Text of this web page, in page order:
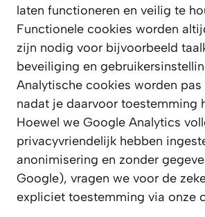
laten functioneren en veilig te
Functionele cookies worden
zijn nodig voor bijvoorbeeld
beveiliging en
Analytische cookies worden
nadat je daarvoor toestemming
Hoewel we Google Analytics
privacyvriendelijk hebben
anonimisering en zonder
Google), vragen we voor de
expliciet toestemming via onze